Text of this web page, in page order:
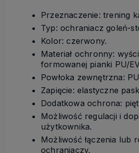
Przeznaczenie: trening
Typ: ochraniacz goleń-
Kolor: czerwony.
Materiał ochronny:
formowanej pianki PU/
Powłoka zewnętrzna:
Zapięcie: elastyczne
Dodatkowa ochrona:
Możliwość regulacji i
użytkownika.
Możliwość łączenia lub
ochraniaczy.